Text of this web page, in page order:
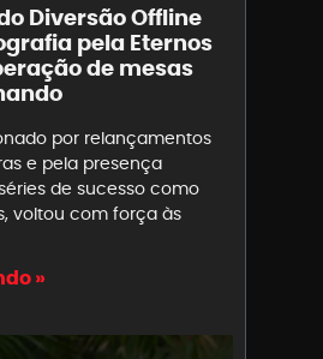
Diversão Offline
pela Eternos
de mesas
por relançamentos
e pela presença
de sucesso como
voltou com força às
»